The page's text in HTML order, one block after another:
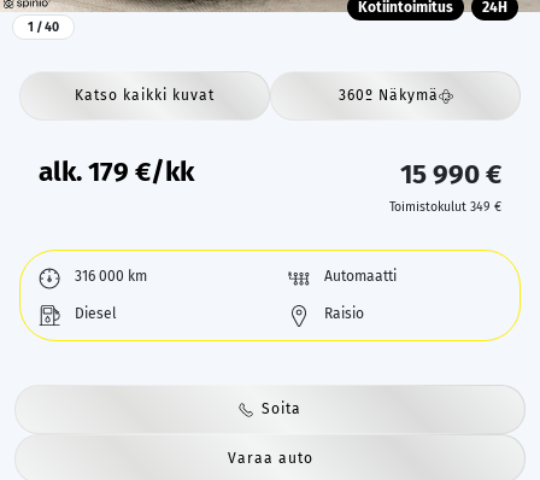
1 / 40
Kotiintoimitus 24H
Katso kaikki kuvat 360º Näkymä
alk.179 €/kk 15 990 €
Toimistokulut 349 €
316 000 km Automaatti
Diesel Raisio
Soita
Varaa auto